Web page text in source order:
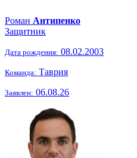
Роман Антипенко
Защитник
Дата рождения: 08.02.2003
Команда: Таврия
Заявлен: 06.08.26